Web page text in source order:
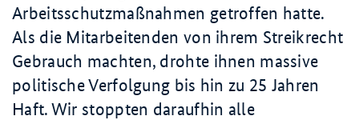
Arbeitsschutzmaßnahmen getroffen hatte.
Als die Mitarbeitenden von ihrem Streikrecht
Gebrauch machten, drohte ihnen massive
politische Verfolgung bis hin zu 25 Jahren
Haft. Wir stoppten daraufhin alle